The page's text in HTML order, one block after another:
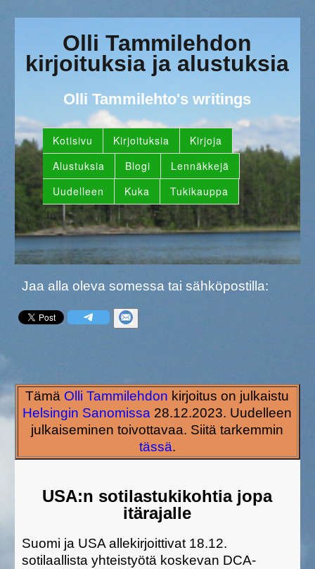
Olli Tammilehdon
kirjoituksia ja alustuksia
Olli Tammilehto's writings
Kotisivu Kirjoituksia
Kirjoja
Alustuksia
Blogi
Lennäkkejä
Uudelleen
Kuka Tukikauppa
Jaa alla oleva somessa tai sähköpostilla:
Tämä Olli Tammilehdon kirjoitus on julkaistu
Helsingin Sanomissa 28.12.2023. Uudelleen
julkaiseminen toivottavaa. Siitä tarkemmin
tässä.
USA:n sotilastukikohtia jopa
itärajalle
Suomi ja USA allekirjoittivat 18.12.
sotilaallista yhteistyötä koskevan DCA-